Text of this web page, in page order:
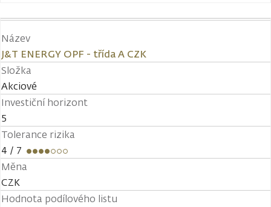
Název
J&T ENERGY OPF - třída A CZK
Složka
Akciové
Investiční horizont
5
Tolerance rizika
4 / 7
Měna
CZK
Hodnota podílového listu